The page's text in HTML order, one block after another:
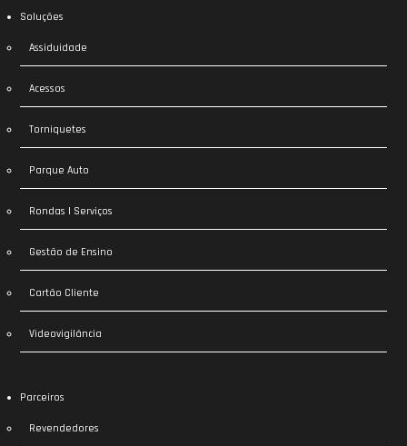
Soluções
Assiduidade
Acessos
Torniquetes
Parque Auto
Rondas | Serviços
Gestão de Ensino
Cartão Cliente
Videovigilância
Parceiros
Revendedores